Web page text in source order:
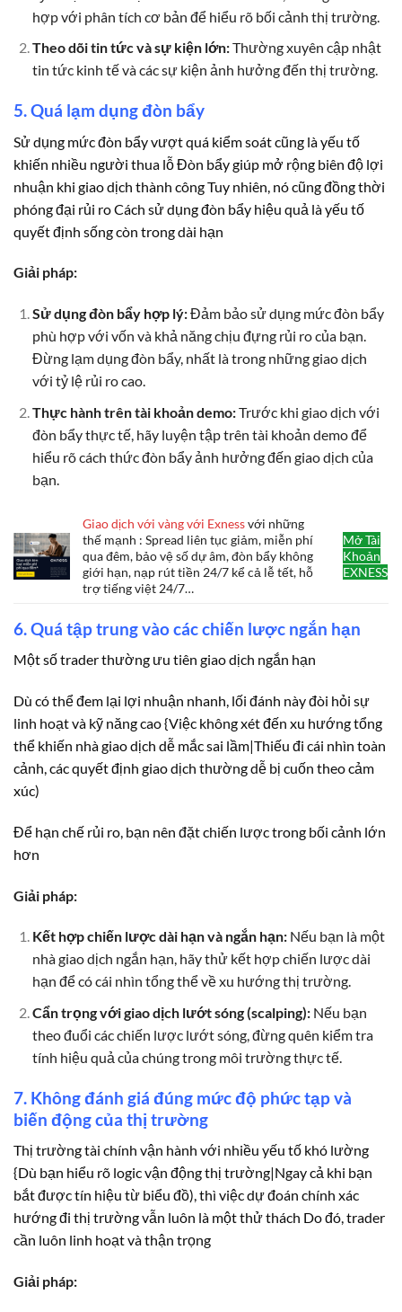
hợp với phân tích cơ bản để hiểu rõ bối cảnh thị trường.
Theo dõi tin tức và sự kiện lớn:Thường xuyên cập nhật
tin tức kinh tế và các sự kiện ảnh hưởng đến thị trường.
5. Quá lạm dụng đòn bẩy
Sử dụng mức đòn bẩy vượt quá kiểm soát cũng là yếu tố
khiến nhiều người thua lỗ Đòn bẩy giúp mở rộng biên độ lợi
nhuận khi giao dịch thành công Tuy nhiên, nó cũng đồng thời
phóng đại rủi ro Cách sử dụng đòn bẩy hiệu quả là yếu tố
quyết định sống còn trong dài hạn
Giải pháp:
Sử dụng đòn bẩy hợp lý:Đảm bảo sử dụng mức đòn bẩy
phù hợp với vốn và khả năng chịu đựng rủi ro của bạn.
Đừng lạm dụng đòn bẩy, nhất là trong những giao dịch
với tỷ lệ rủi ro cao.
Thực hành trên tài khoản demo:Trước khi giao dịch với
đòn bẩy thực tế, hãy luyện tập trên tài khoản demo để
hiểu rõ cách thức đòn bẩy ảnh hưởng đến giao dịch của
bạn.
Giao dịch với vàng với Exnessvới những
thế mạnh : Spread liên tục giảm, miễn phí
qua đêm, bảo vệ số dự âm, đòn bẩy không
giới hạn, nạp rút tiền 24/7 kể cả lễ tết, hỗ
trợ tiếng việt 24/7…
Mở Tài
Khoản
EXNESS
6. Quá tập trung vào các chiến lược ngắn hạn
Một số trader thường ưu tiên giao dịch ngắn hạn
Dù có thể đem lại lợi nhuận nhanh, lối đánh này đòi hỏi sự
linh hoạt và kỹ năng cao {Việc không xét đến xu hướng tổng
thể khiến nhà giao dịch dễ mắc sai lầm|Thiếu đi cái nhìn toàn
cảnh, các quyết định giao dịch thường dễ bị cuốn theo cảm
xúc)
Để hạn chế rủi ro, bạn nên đặt chiến lược trong bối cảnh lớn
hơn
Giải pháp:
Kết hợp chiến lược dài hạn và ngắn hạn:Nếu bạn là một
nhà giao dịch ngắn hạn, hãy thử kết hợp chiến lược dài
hạn để có cái nhìn tổng thể về xu hướng thị trường.
Cẩn trọng với giao dịch lướt sóng (scalping):Nếu bạn
theo đuổi các chiến lược lướt sóng, đừng quên kiểm tra
tính hiệu quả của chúng trong môi trường thực tế.
7. Không đánh giá đúng mức độ phức tạp và
biến động của thị trường
Thị trường tài chính vận hành với nhiều yếu tố khó lường
{Dù bạn hiểu rõ logic vận động thị trường|Ngay cả khi bạn
bắt được tín hiệu từ biểu đồ), thì việc dự đoán chính xác
hướng đi thị trường vẫn luôn là một thử thách Do đó, trader
cần luôn linh hoạt và thận trọng
Giải pháp: